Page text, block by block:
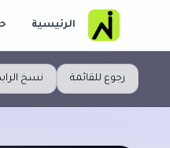
الرئيسية
رجوع للقائمة نسخ